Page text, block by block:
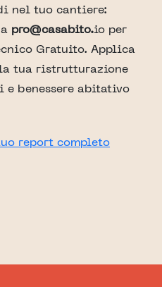
nel tuo cantiere:
pro@casabito.io per
Gratuito. Applica
tua ristrutturazione
benessere abitativo
report completo